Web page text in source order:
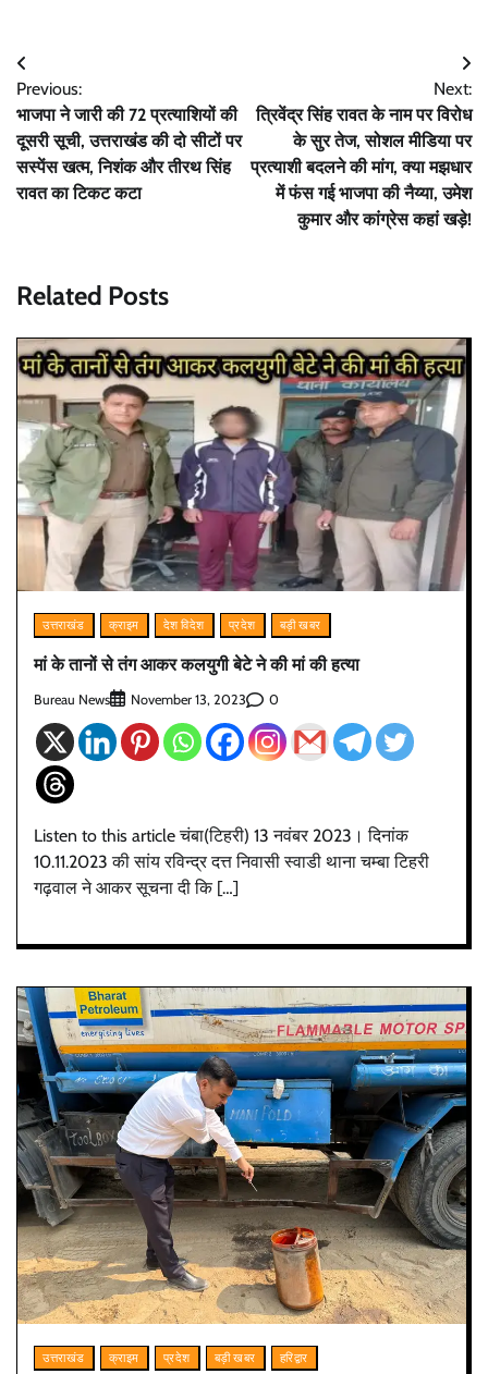
Post
navigation
Previous:
भाजपा ने जारी की 72 प्रत्याशियों की
दूसरी सूची, उत्तराखंड की दो सीटों पर
सस्पेंस खत्म, निशंक और तीरथ सिंह
रावत का टिकट कटा
Next:
त्रिवेंद्र सिंह रावत के नाम पर विरोध
के सुर तेज, सोशल मीडिया पर
प्रत्याशी बदलने की मांग, क्या मझधार
में फंस गई भाजपा की नैय्या, उमेश
कुमार और कांग्रेस कहां खड़े!
Related Posts
उत्तराखंड क्राइम देश विदेश प्रदेश बड़ी खबर
मां के तानों से तंग आकर कलयुगी बेटे ने की मां की हत्या
Bureau News November 13, 2023 0
Listen to this article चंबा(टिहरी) 13 नवंबर 2023। दिनांक
10.11.2023 की सांय रविन्द्र दत्त निवासी स्वाडी थाना चम्बा टिहरी
गढ़वाल ने आकर सूचना दी कि […]
उत्तराखंड क्राइम प्रदेश बड़ी खबर हरिद्वार